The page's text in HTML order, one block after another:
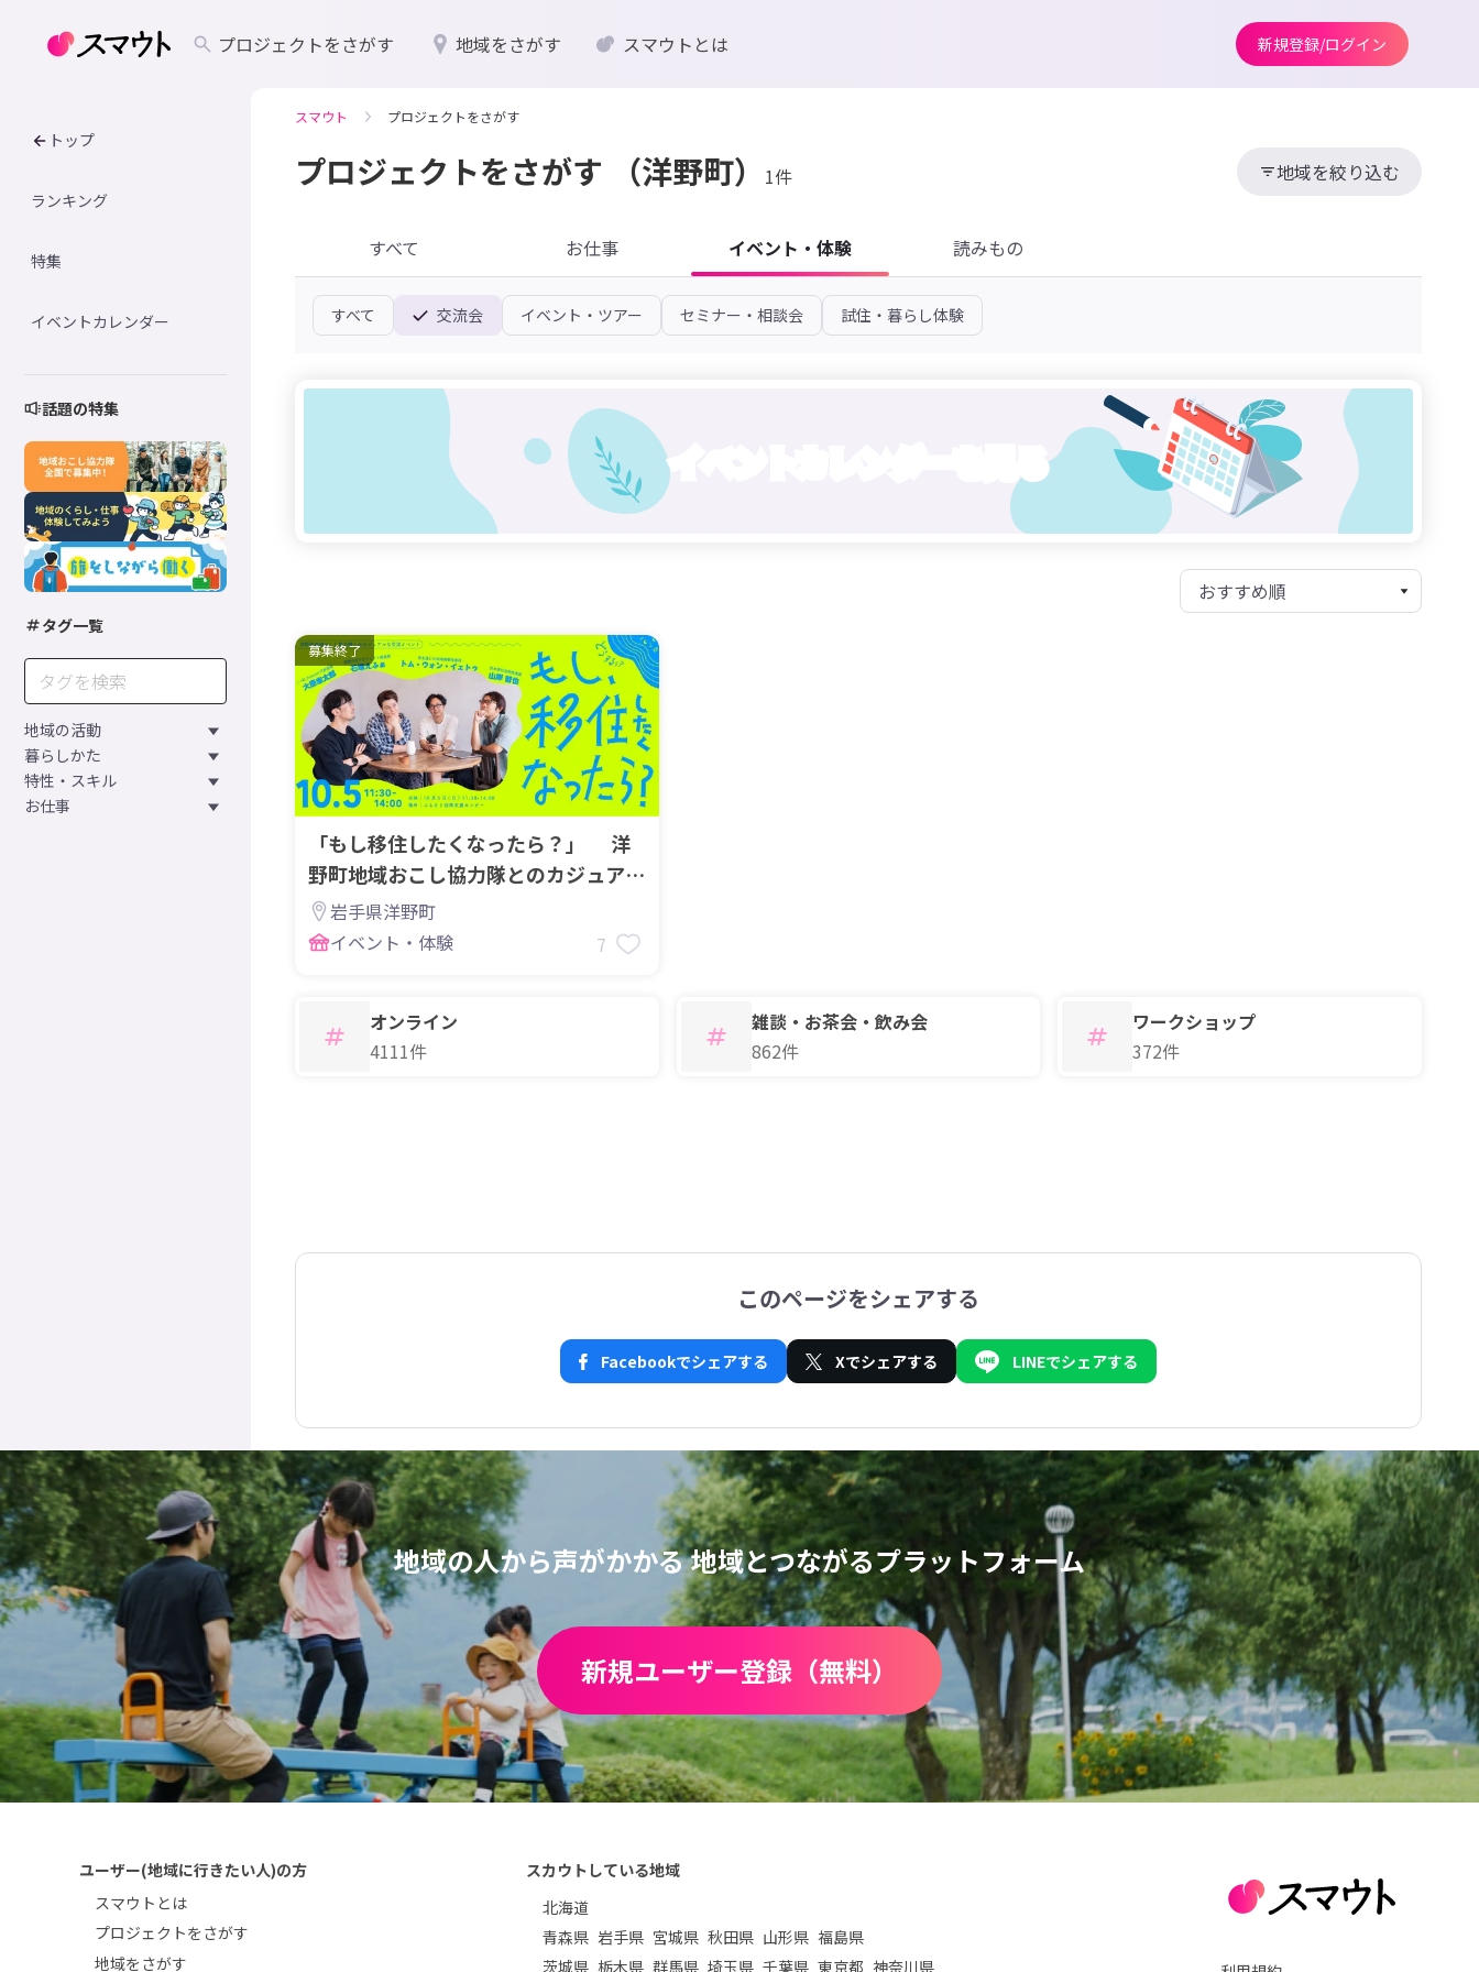
プロジェクトをさがす 地域をさがす スマウトとは 新規登録/ログイン
トップ
ランキング
特集
イベントカレンダー
話題の特集
タグ一覧
地域の活動
暮らしかた
特性・スキル
お仕事
スマウト プロジェクトをさがす
プロジェクトをさがす （洋野町） 1件 地域を絞り込む
すべて お仕事 イベント・体験 読みもの
すべて 交流会 イベント・ツアー セミナー・相談会 試住・暮らし体験
募集終了
「もし移住したくなったら？」 洋
野町地域おこし協力隊とのカジュアル
な交流イベント
岩手県洋野町
イベント・体験
7
オンライン
4111件
雑談・お茶会・飲み会
862件
ワークショップ
372件
このページをシェアする
Facebookでシェアする Xでシェアする LINEでシェアする
地域の人から声がかかる地域とつながるプラットフォーム
新規ユーザー登録（無料）
ユーザー(地域に行きたい人)の方
スマウトとは
プロジェクトをさがす
地域をさがす
スカウトしている地域
北海道
青森県 岩手県 宮城県 秋田県 山形県 福島県
茨城県 栃木県 群馬県 埼玉県 千葉県 東京都 神奈川県